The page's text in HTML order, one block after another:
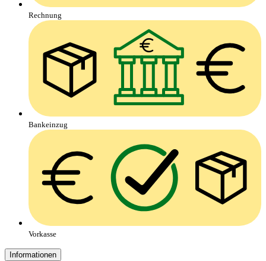
Rechnung
Bankeinzug
Vorkasse
Informationen